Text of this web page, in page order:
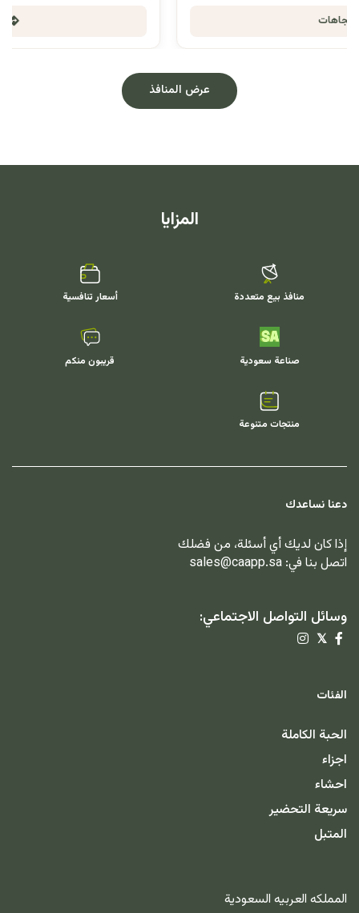
عرض المنافذ
المزايا
منافذ بيع متعددة أسعار تنافسية
صناعة سعودية قريبون منكم
منتجات متنوعة
دعنا نساعدك
إذا كان لديك أي أسئلة، من فضلك
اتصل بنا في: sales@caapp.sa
وسائل التواصل الاجتماعي:
𝕏
الفئات
الحبة الكاملة
اجزاء
احشاء
سريعة التحضير
المتبل
المملكه العربيه السعودية